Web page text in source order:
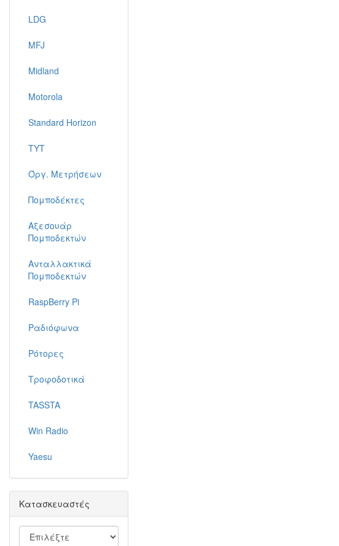
LDG
MFJ
Midland
Motorola
Standard Horizon
TYT
Όργ. Μετρήσεων
Πομποδέκτες
Αξεσουάρ
Πομποδεκτών
Ανταλλακτικά
Πομποδεκτών
RaspBerry Pi
Ραδιόφωνα
Ρότορες
Τροφοδοτικά
TASSTA
Win Radio
Yaesu
Κατασκευαστές